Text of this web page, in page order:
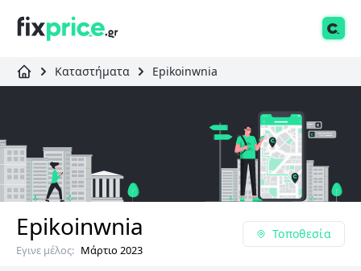
Καταστήματα Epikoinwnia
Epikoinwnia
Εγινε μέλος: Μάρτιο 2023
Τοποθεσία